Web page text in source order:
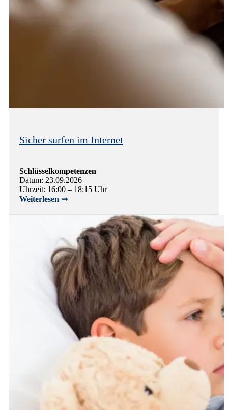
Sicher surfen im Internet
Schlüsselkompetenzen
Datum: 23.09.2026
Uhrzeit: 16:00 – 18:15 Uhr
Weiterlesen ➞